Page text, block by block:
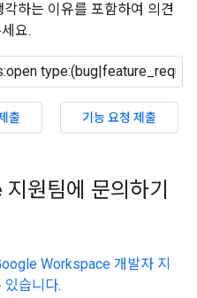
하는 이유를 포함하여 의견
요.
출 기능 요청 제출
원팀에 문의하기
Workspace 개발자 지
있습니다.